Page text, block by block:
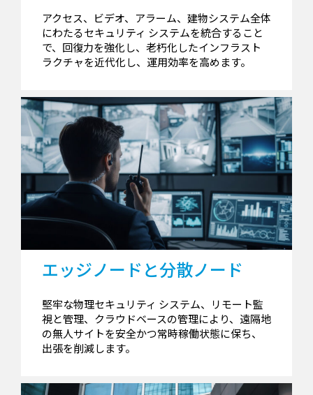
アクセス、ビデオ、アラーム、建物システム全体
にわたるセキュリティ システムを統合すること
で、回復力を強化し、老朽化し​​たインフラスト
ラクチャを近代化し、運用効率を高めます。
エッジノードと分散ノード
堅牢な物理セキュリティ システム、リモート監
視と管理、クラウドベースの管理により、遠隔地
の無人サイトを安全かつ常時稼働状態に保ち、
出張を削減します。